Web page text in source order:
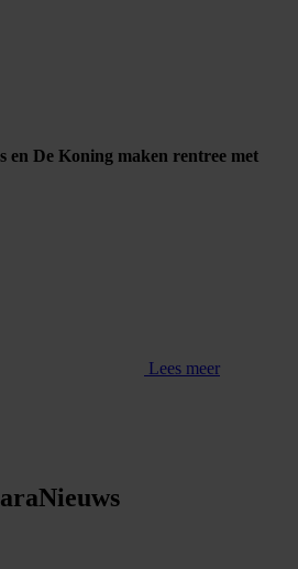
en De Koning maken rentree met
Lees meer